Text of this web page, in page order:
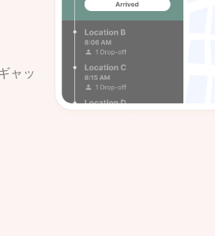
ャッ